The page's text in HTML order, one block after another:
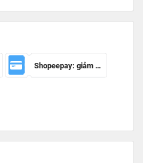
Shopeepay: giảm 20k cho đh từ 30k